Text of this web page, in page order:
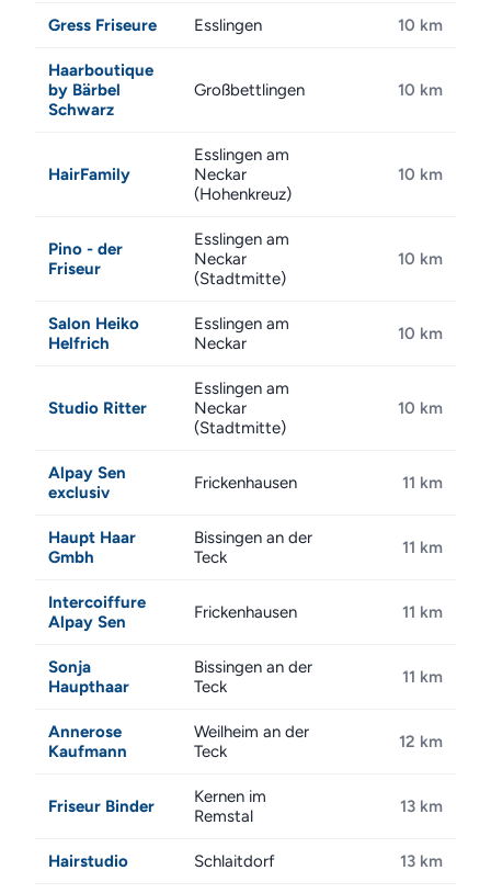
Gress Friseure Esslingen 10 km
Haarboutique
by Bärbel
Schwarz
Großbettlingen 10 km
HairFamily
Esslingen am
Neckar
(Hohenkreuz)
10 km
Pino - der
Friseur
Esslingen am
Neckar
(Stadtmitte)
10 km
Salon Heiko
Helfrich
Esslingen am
Neckar
10 km
Studio Ritter
Esslingen am
Neckar
(Stadtmitte)
10 km
Alpay Sen
exclusiv
Frickenhausen 11 km
Haupt Haar
Gmbh
Bissingen an der
Teck
11 km
Intercoiffure
Alpay Sen
Frickenhausen 11 km
Sonja
Haupthaar
Bissingen an der
Teck
11 km
Annerose
Kaufmann
Weilheim an der
Teck
12 km
Friseur Binder
Kernen im
Remstal
13 km
Hairstudio Schlaitdorf 13 km